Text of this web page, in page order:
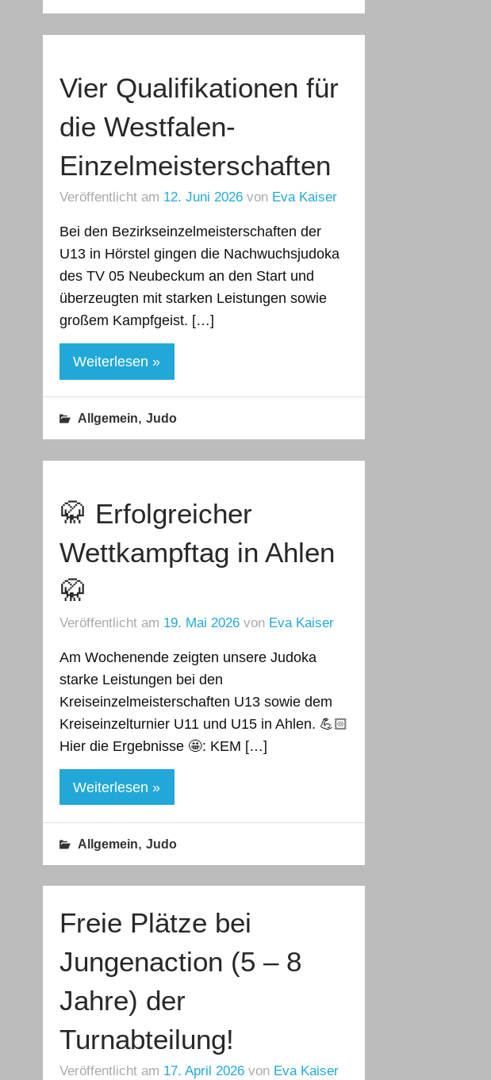
Vier Qualifikationen für
die Westfalen-
Einzelmeisterschaften
Veröffentlicht am 12. Juni 2026von Eva Kaiser
Bei den Bezirkseinzelmeisterschaften der
U13 in Hörstel gingen die Nachwuchsjudoka
des TV 05 Neubeckum an den Start und
überzeugten mit starken Leistungen sowie
großem Kampfgeist. […]
Weiterlesen »
Allgemein,Judo
🥋 Erfolgreicher
Wettkampftag in Ahlen
🥋
Veröffentlicht am 19. Mai 2026von Eva Kaiser
Am Wochenende zeigten unsere Judoka
starke Leistungen bei den
Kreiseinzelmeisterschaften U13 sowie dem
Kreiseinzelturnier U11 und U15 in Ahlen. 💪🏻
Hier die Ergebnisse 🤩: KEM […]
Weiterlesen »
Allgemein,Judo
Freie Plätze bei
Jungenaction (5 – 8
Jahre) der
Turnabteilung!
Veröffentlicht am 17. April 2026von Eva Kaiser